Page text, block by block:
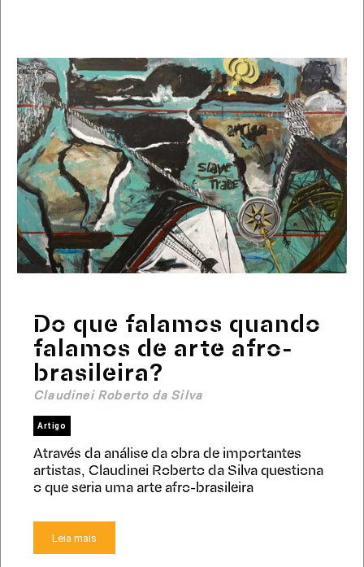
Do que falamos quando
falamos de arte afro-
brasileira?
Claudinei Roberto da Silva
Artigo
Através da análise da obra de importantes
artistas, Claudinei Roberto da Silva questiona
o que seria uma arte afro-brasileira
Leia mais